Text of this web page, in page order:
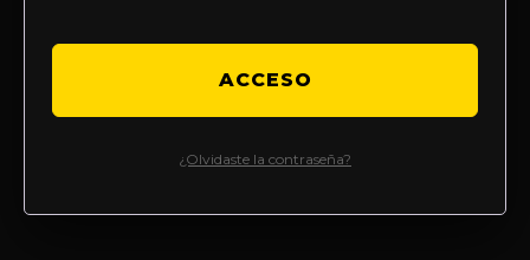
ACCESO
¿Olvidaste la contraseña?